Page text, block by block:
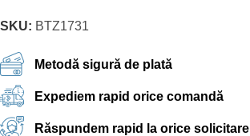
SKU: BTZ1731
Metodă sigură de plată
Expediem rapid orice comandă
Răspundem rapid la orice solicitare